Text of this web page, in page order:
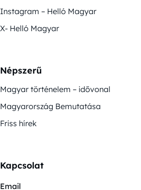
Instagram – Helló Magyar
X- Helló Magyar
Népszerű
Magyar történelem – idővonal
Magyarország Bemutatása
Friss hírek
Kapcsolat
Email